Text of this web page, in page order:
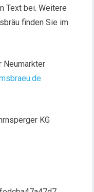
Text bei. Weitere
finden Sie im
Neumarkter
KG